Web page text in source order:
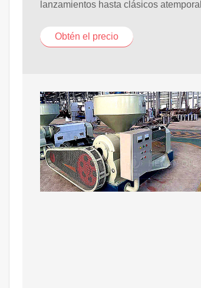
lanzamientos hasta clásicos
Obtén el precio